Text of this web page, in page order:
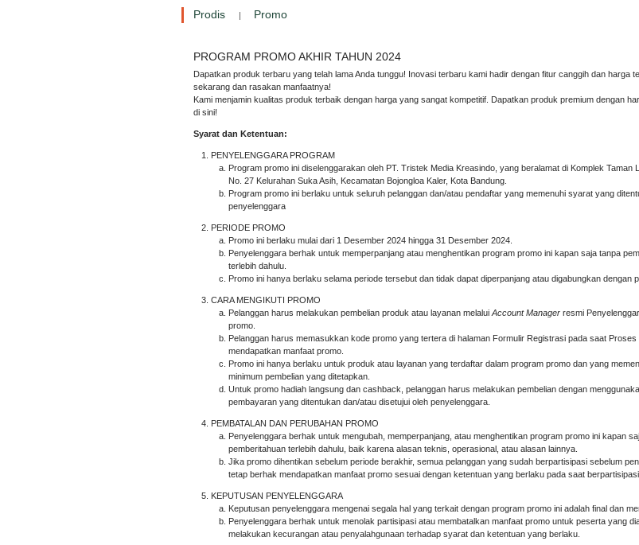
Prodis | Promo
PROGRAM PROMO AKHIR TAHUN 2024
Dapatkan produk terbaru yang telah lama Anda tunggu! Inovasi terbaru kami hadir dengan fitur canggih dan harga
sekarang dan rasakan manfaatnya!
Kami menjamin kualitas produk terbaik dengan harga yang sangat kompetitif. Dapatkan produk premium dengan
di sini!
Syarat dan Ketentuan:
PENYELENGGARA PROGRAM
Program promo ini diselenggarakan oleh PT. Tristek Media Kreasindo, yang beralamat di Komplek Taman
No. 27 Kelurahan Suka Asih, Kecamatan Bojongloa Kaler, Kota Bandung.
Program promo ini berlaku untuk seluruh pelanggan dan/atau pendaftar yang memenuhi syarat yang
penyelenggara
PERIODE PROMO
Promo ini berlaku mulai dari 1 Desember 2024 hingga 31 Desember 2024.
Penyelenggara berhak untuk memperpanjang atau menghentikan program promo ini kapan saja tanpa
terlebih dahulu.
Promo ini hanya berlaku selama periode tersebut dan tidak dapat diperpanjang atau digabungkan dengan
CARA MENGIKUTI PROMO
Pelanggan harus melakukan pembelian produk atau layanan melaluiAccount Manager resmi
promo.
Pelanggan harus memasukkan kode promo yang tertera di halaman Formulir Registrasi pada saat
mendapatkan manfaat promo.
Promo ini hanya berlaku untuk produk atau layanan yang terdaftar dalam program promo dan yang
minimum pembelian yang ditetapkan.
Untuk promo hadiah langsung dan cashback, pelanggan harus melakukan pembelian dengan
pembayaran yang ditentukan dan/atau disetujui oleh penyelenggara.
PEMBATALAN DAN PERUBAHAN PROMO
Penyelenggara berhak untuk mengubah, memperpanjang, atau menghentikan program promo ini kapan
pemberitahuan terlebih dahulu, baik karena alasan teknis, operasional, atau alasan lainnya.
Jika promo dihentikan sebelum periode berakhir, semua pelanggan yang sudah berpartisipasi sebelum
tetap berhak mendapatkan manfaat promo sesuai dengan ketentuan yang berlaku pada saat berpartisipasi.
KEPUTUSAN PENYELENGGARA
Keputusan penyelenggara mengenai segala hal yang terkait dengan program promo ini adalah final dan
Penyelenggara berhak untuk menolak partisipasi atau membatalkan manfaat promo untuk peserta yang
melakukan kecurangan atau penyalahgunaan terhadap syarat dan ketentuan yang berlaku.